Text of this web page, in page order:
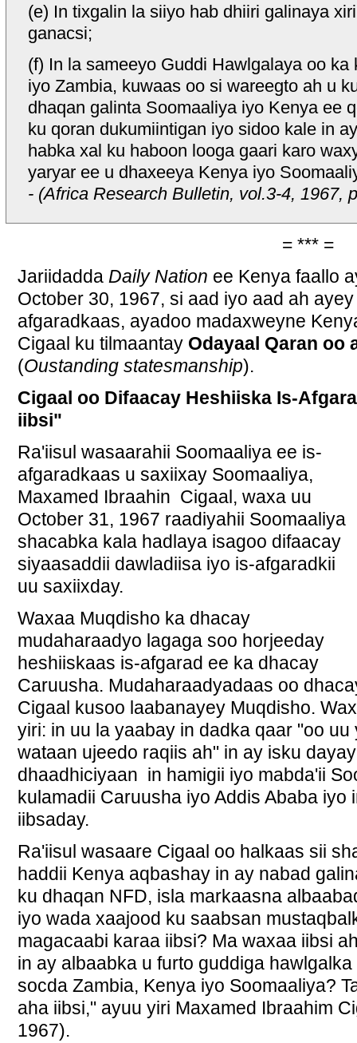
(e) In tixgalin la siiyo hab dhiiri galinaya
ganacsi;
(f) In la sameeyo Guddi Hawlgalaya oo
iyo Zambia, kuwaas oo si wareegto ah u
dhaqan galinta Soomaaliya iyo Kenya ee
ku qoran dukumiintigan iyo sidoo kale in
habka xal ku haboon looga gaari karo
yaryar ee u dhaxeeya Kenya iyo
- (Africa Research Bulletin, vol.3-4, 1967,
= *** =
Jariidadda Daily Nation ee Kenya faallo
October 30, 1967, si aad iyo aad ah
afgaradkaas, ayadoo madaxweyne
Cigaal ku tilmaantay Odayaal Qaran oo
(Oustanding statesmanship).
Cigaal oo Difaacay Heshiiska Is-
iibsi"
Ra'iisul wasaarahii Soomaaliya ee is-
afgaradkaas u saxiixay Soomaaliya,
Maxamed Ibraahin Cigaal, waxa uu
October 31, 1967 raadiyahii Soomaaliya
shacabka kala hadlaya isagoo difaacay
siyaasaddii dawladiisa iyo is-afgaradkii
uu saxiixday.
Waxaa Muqdisho ka dhacay
mudaharaadyo lagaga soo horjeeday
heshiiskaas is-afgarad ee ka dhacay
Caruusha. Mudaharaadyadaas oo
Cigaal kusoo laabanayey Muqdisho.
yiri: in uu la yaabay in dadka qaar "oo
wataan ujeedo raqiis ah" in ay isku
dhaadhiciyaan in hamigii iyo mabda'ii
kulamadii Caruusha iyo Addis Ababa iyo
iibsaday.
Ra'iisul wasaare Cigaal oo halkaas sii
haddii Kenya aqbashay in ay nabad
ku dhaqan NFD, isla markaasna
iyo wada xaajood ku saabsan
magacaabi karaa iibsi? Ma waxaa iibsi
in ay albaabka u furto guddiga
socda Zambia, Kenya iyo Soomaaliya?
aha iibsi," ayuu yiri Maxamed Ibraahim
1967).